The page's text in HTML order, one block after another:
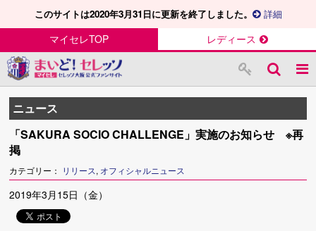
このサイトは2020年3月31日に更新を終了しました。 詳細
マイセレTOP レディース
ニュース
「SAKURA SOCIO CHALLENGE」実施のお知らせ ※再
掲
カテゴリー： リリース, オフィシャルニュース
2019年3月15日（金）